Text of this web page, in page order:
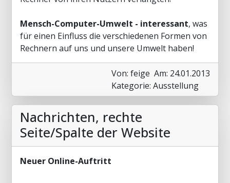
Mensch-Computer-Umwelt - interessant, was
für einen Einfluss die verschiedenen Formen von
Rechnern auf uns und unsere Umwelt haben!
Von: feige Am: 24.01.2013
Kategorie: Ausstellung
Nachrichten, rechte
Seite/Spalte der Website
Neuer Online-Auftritt